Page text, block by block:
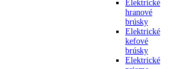
Elektrické
hranové
brúsky
Elektrické
kefové
brúsky
Elektrické